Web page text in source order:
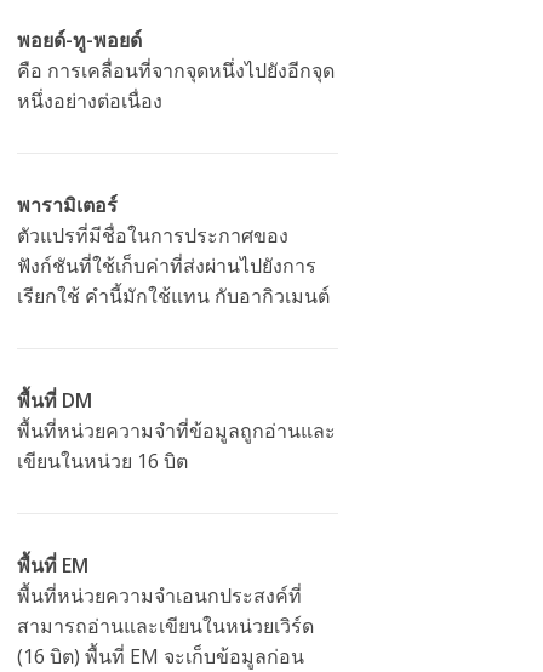
พอยด์-ทู-พอยด์
คือ การเคลื่อนที่จากจุดหนึ่งไปยังอีกจุด
หนึ่งอย่างต่อเนื่อง
พารามิเตอร์
ตัวแปรที่มีชื่อในการประกาศของ
ฟังก์ชันที่ใช้เก็บค่าที่ส่งผ่านไปยังการ
เรียกใช้ คำนี้มักใช้แทน กับอากิวเมนต์
พื้นที่ DM
พื้นที่หน่วยความจำที่ข้อมูลถูกอ่านและ
เขียนในหน่วย 16 บิต
พื้นที่ EM
พื้นที่หน่วยความจำเอนกประสงค์ที่
สามารถอ่านและเขียนในหน่วยเวิร์ด
(16 บิต) พื้นที่ EM จะเก็บข้อมูลก่อน